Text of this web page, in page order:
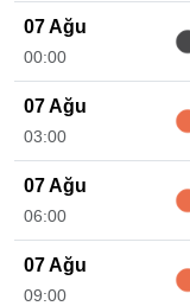
07 Ağu
00:00
07 Ağu
03:00
07 Ağu
06:00
07 Ağu
09:00